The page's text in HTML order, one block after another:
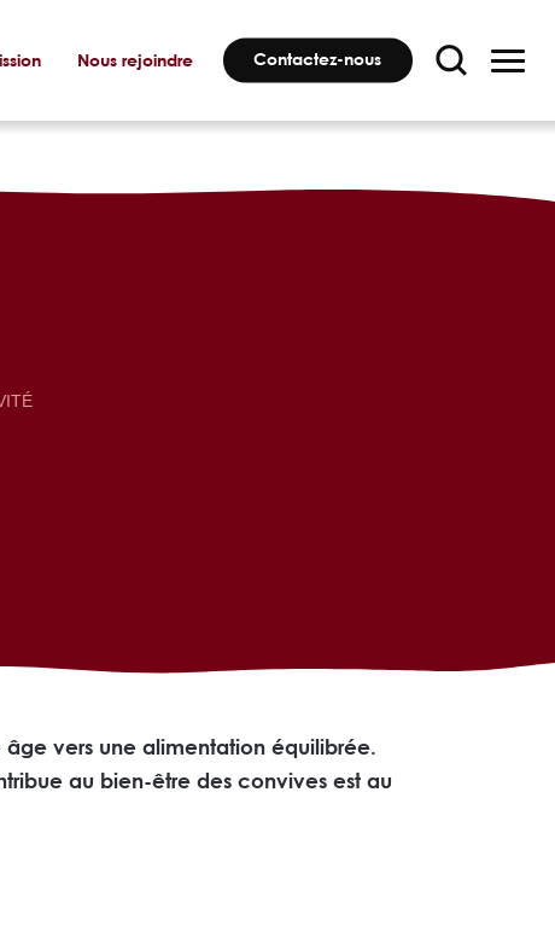
Nous rejoindre Contactez-nous
âge vers une alimentation équilibrée.
au bien-être des convives est au